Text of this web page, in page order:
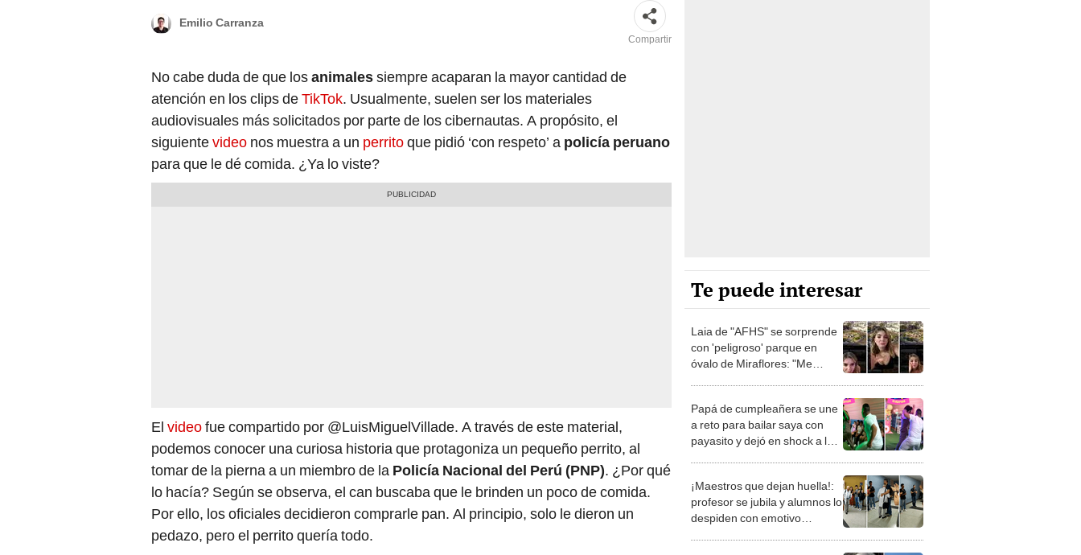
Emilio Carranza
Compartir
No cabe duda de que losanimalessiempre acaparan la mayor cantidad de
atención en los clips deTikTok. Usualmente, suelen ser los materiales
audiovisuales más solicitados por parte de los cibernautas. A propósito, el
siguientevideo nos muestra a un perritoque pidió ‘con respeto’ a policía peruano
para que le dé comida. ¿Ya lo viste?
El videofue compartido por @LuisMiguelVillade. A través de este material,
podemos conocer una curiosa historia que protagoniza un pequeño perrito, al
tomar de la pierna a un miembro de la Policía Nacional del Perú (PNP). ¿Por qué
lo hacía? Según se observa, el can buscaba que le brinden un poco de comida.
Por ello, los oficiales decidieron comprarle pan. Al principio, solo le dieron un
pedazo, pero el perrito quería todo.
Te puede interesar
Laia de "AFHS" se sorprende
con 'peligroso' parque en
óvalo de Miraflores: "Me
Papá de cumpleañera se une
a reto para bailar saya con
payasito y dejó en shock a los
¡Maestros que dejan huella!:
profesor se jubila y alumnos lo
despiden con emotivo